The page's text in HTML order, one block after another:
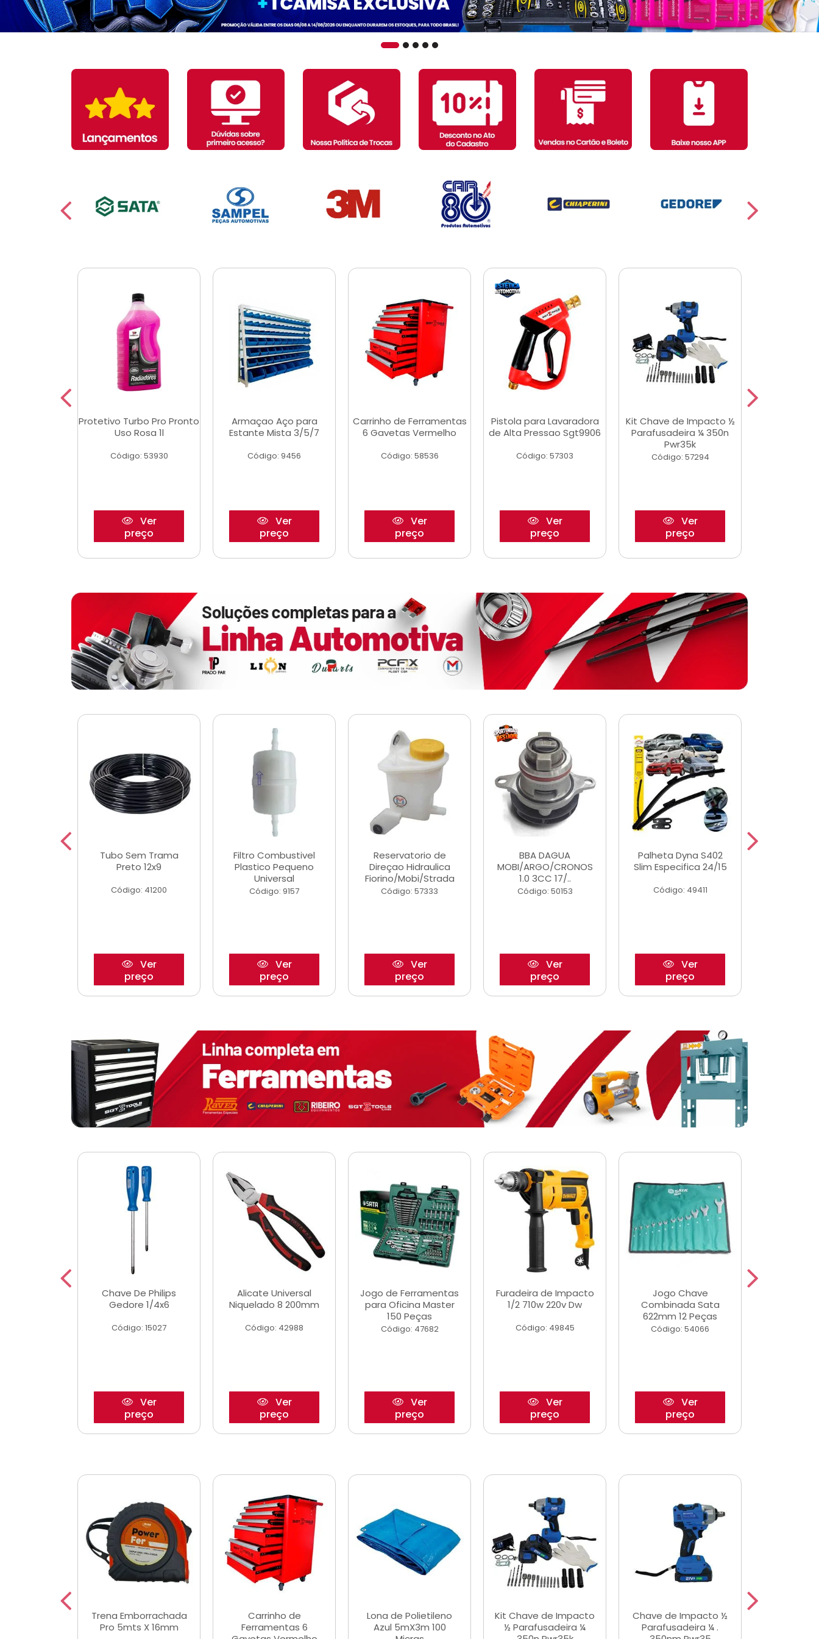
Protetivo Turbo Pro Pronto
Uso Rosa 1l
Código: 53930
Ver
preço
Armaçao Aço para
Estante Mista 3/5/7
Código: 9456
Ver
preço
Carrinho de Ferramentas
6 Gavetas Vermelho
Código: 58536
Ver
preço
Pistola para Lavaradora
de Alta Pressao Sgt9906
Código: 57303
Ver
preço
Kit Chave de Impacto ½
Parafusadeira ¼ 350n
Pwr35k
Código: 57294
Ver
preço
Tubo Sem Trama
Preto 12x9
Código: 41200
Ver
preço
Filtro Combustivel
Plastico Pequeno
Universal
Código: 9157
Ver
preço
Reservatorio de
Direçao Hidraulica
Fiorino/Mobi/Strada
Código: 57333
Ver
preço
BBA DAGUA
MOBI/ARGO/CRONOS
1.0 3CC 17/..
Código: 50153
Ver
preço
Palheta Dyna S402
Slim Especifica 24/15
Código: 49411
Ver
preço
Chave De Philips
Gedore 1/4x6
Código: 15027
Ver
preço
Alicate Universal
Niquelado 8 200mm
Código: 42988
Ver
preço
Jogo de Ferramentas
para Oficina Master
150 Peças
Código: 47682
Ver
preço
Furadeira de Impacto
1/2 710w 220v Dw
Código: 49845
Ver
preço
Jogo Chave
Combinada Sata
622mm 12 Peças
Código: 54066
Ver
preço
Trena Emborrachada
Pro 5mts X 16mm
Carrinho de
Ferramentas 6
Lona de Polietileno
Azul 5mX3m 100
Kit Chave de Impacto
½ Parafusadeira ¼
Chave de Impacto ½
Parafusadeira ¼ .